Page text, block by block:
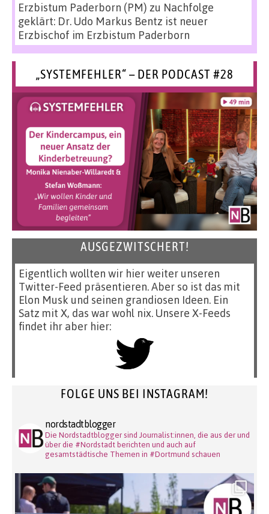
Erzbistum Paderborn (PM) zu Nachfolge
geklärt: Dr. Udo Markus Bentz ist neuer
Erzbischof im Erzbistum Paderborn
„SYSTEMFEHLER“ – DER PODCAST #28
AUSGEZWITSCHERT!
Eigentlich wollten wir hier weiter unseren
Twitter-Feed präsentieren. Aber so ist das mit
Elon Musk und seinen grandiosen Ideen. Ein
Satz mit X, das war wohl nix. Unsere X-Feeds
findet ihr aber hier:
FOLGE UNS BEI INSTAGRAM!
nordstadtblogger
Die Nordstadtblogger sind Journalist:innen, die aus der und
über die #Nordstadt berichten und auch auf
gesamtstädtische Themen in #Dortmund schauen